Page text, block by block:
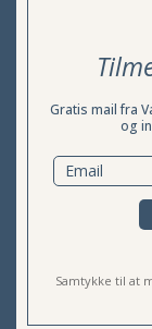
Gratis mail fra
og
Samtykke til at